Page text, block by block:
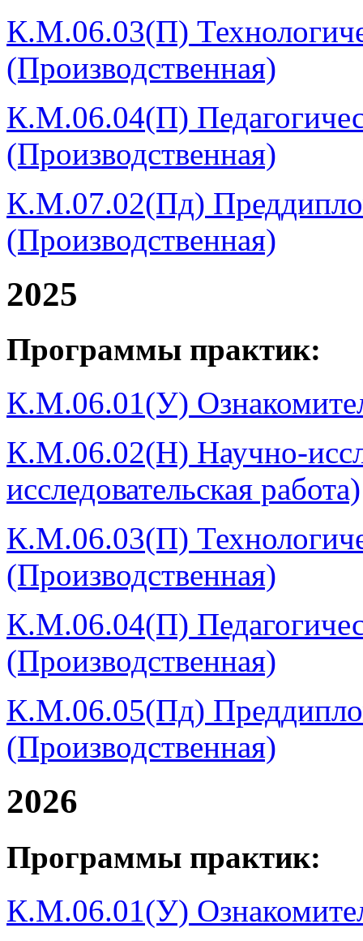
К.М.06.03(П)
(Производственная)
К.М.06.04(П)
(Производственная)
К.М.07.02(Пд)
(Производственная)
2025
Программы практик:
К.М.06.01(У)
К.М.06.02(Н) Научно-
исследовательская работа)
К.М.06.03(П)
(Производственная)
К.М.06.04(П)
(Производственная)
К.М.06.05(Пд)
(Производственная)
2026
Программы практик:
К.М.06.01(У)